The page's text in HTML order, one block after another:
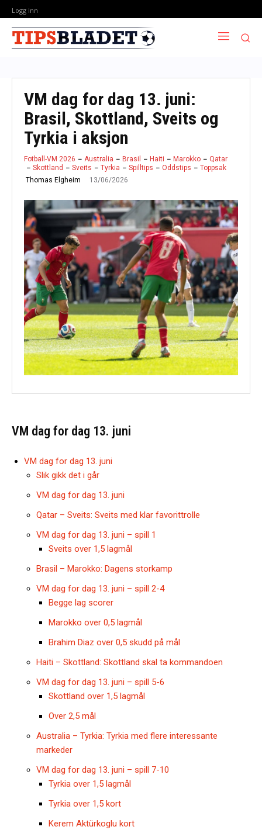
Logg inn
VM dag for dag 13. juni:
Brasil, Skottland, Sveits og
Tyrkia i aksjon
Fotball-VM 2026 Australia Brasil Haiti Marokko
Qatar
Skottland
Sveits Tyrkia Spilltips Oddstips
Toppsak
Thomas Elgheim
13/06/2026
VM dag for dag 13. juni
VM dag for dag 13. juni
Slik gikk det i går
VM dag for dag 13. juni
Qatar – Sveits: Sveits med klar favorittrolle
VM dag for dag 13. juni – spill 1
Sveits over 1,5 lagmål
Brasil – Marokko: Dagens storkamp
VM dag for dag 13. juni – spill 2-4
Begge lag scorer
Marokko over 0,5 lagmål
Brahim Diaz over 0,5 skudd på mål
Haiti – Skottland: Skottland skal ta kommandoen
VM dag for dag 13. juni – spill 5-6
Skottland over 1,5 lagmål
Over 2,5 mål
Australia – Tyrkia: Tyrkia med flere interessante
markeder
VM dag for dag 13. juni – spill 7-10
Tyrkia over 1,5 lagmål
Tyrkia over 1,5 kort
Kerem Aktürkoglu kort